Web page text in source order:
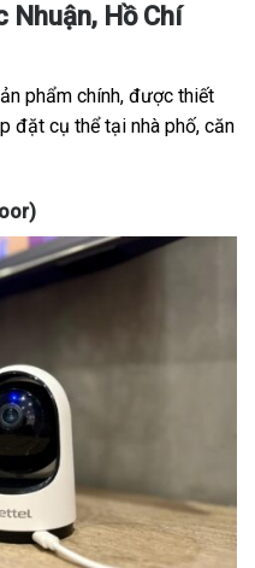
Nhuận, Hồ Chí
phẩm chính, được thiết
đặt cụ thể tại nhà phố, căn